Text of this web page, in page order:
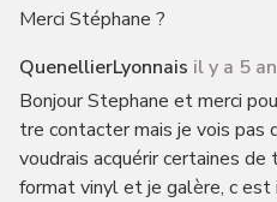
Merci Stéphane ?
QuenellierLyonnais il y a 5
Bonjour Stephane et merci
tre contacter mais je vois pas
voudrais acquérir certaines
format vinyl et je galère, c